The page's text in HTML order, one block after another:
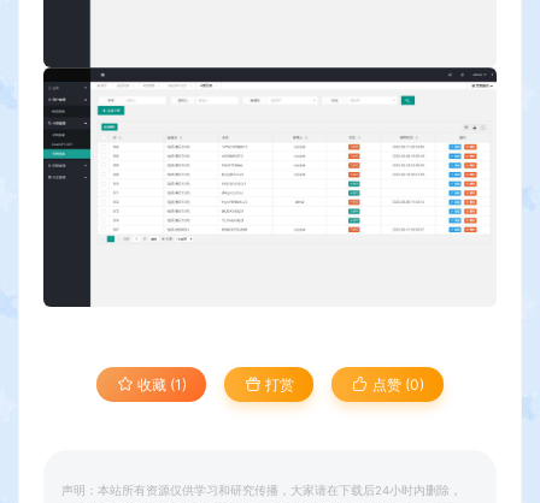
收藏 (1) 打赏 点赞 (0)
声明：本站所有资源仅供学习和研究传播，大家请在下载后24小时内删除，